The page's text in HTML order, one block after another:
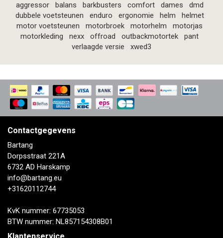
aggressor
balans barkbusters comfort dames
dmd
dubbele voetsteunen
enduro ergonomie helm
helmet
motor voetsteunen
motorbroek motorhelm
motorjas
motorkleding
nexx offroad outbackmotortek
pant
verlaagde versie
xwed3
Contactgegevens
Bartang
Dorpsstraat 221A
6732 AD Harskamp
info@bartang.eu
+31620112744
KvK nummer: 67735053
BTW nummer: NL857154308B01